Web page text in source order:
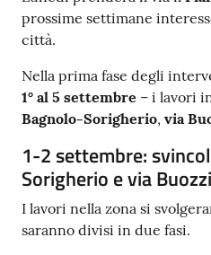
prossime settimane
città.
Nella prima fase degli
1° al 5 settembre – i lavori
Bagnolo-Sorigherio, via
1-2 settembre:
Sorigherio e via Buozzi
I lavori nella zona si
saranno divisi in due fasi.